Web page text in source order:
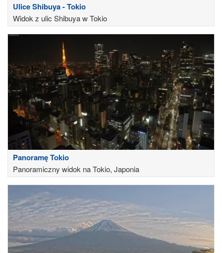
Ulice Shibuya - Tokio
Widok z ulic Shibuya w Tokio
Panoramę Tokio
Panoramiczny widok na Tokio, Japonia